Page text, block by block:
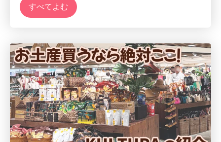
すべてよむ